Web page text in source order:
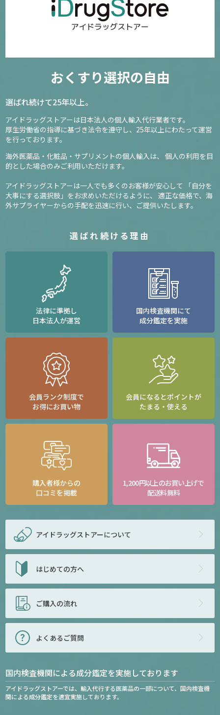
おくすり選択の自由
選ばれ続けて25年以上。
アイドラッグストアーは日本法人の個人輸入代行業者です。
厚生労働省の指導に基づき法令を遵守し、 25年以上にわたって運営
を行っております。
海外医薬品・化粧品・サプリメントの個人輸入は、
個人の利用を目
的とした場合のみご利用いただけます。
アイドラッグストアーは一人でも多くのお客様が安心して
「自分を
大事にする選択肢」をお求めいただけるように、
適正な価格で、海
外サプライヤーからの手配を迅速に行い、ご提供いたします。
選ばれ続ける理由
法律に準拠し
日本法人が運営
国内検査機関にて
成分鑑定を実施
会員ランク制度で
お得にお買い物
会員になるとポイントが
たまる・使える
購入者様からの
口コミを掲載
1,200円以上のお買い上げで
配送料無料
アイドラッグストアーについて
はじめての方へ
ご購入の流れ
よくあるご質問
国内検査機関による成分鑑定を実施しております
アイドラッグストアーでは、輸入代行する医薬品の一部について、国内検査機
関による成分鑑定を適宜実施しております。